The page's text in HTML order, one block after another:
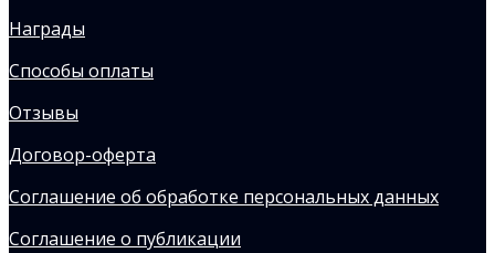
Награды
Способы оплаты
Отзывы
Договор-оферта
Соглашение об обработке персональных данных
Соглашение о публикации